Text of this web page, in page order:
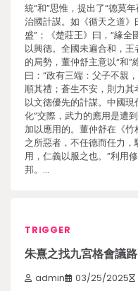
統“和”思惟，提出了“德莫
治國計謀。如《循天之道
盛”；《楚莊王》曰，“緣
以興德。全國未遍合和，
的局勢，董仲舒主意以“和”
曰：“政有三端：父子不親
順其禮；蒼生不安，則力其
以文德優先的計謀。中國現
化”交際，武力的應用是遭
加以應用的。董仲舒在《
之所惡者，不任德而任力
用，仁義以服之也。”利用
邦。…
TRIGGER
朱熹之找九宮格會議
admin 03/25/2025